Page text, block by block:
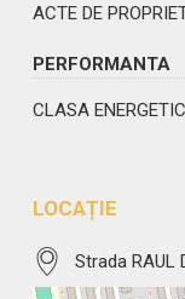
ACTE DE
PERFORMANTA
CLASA
LOCAȚIE
Strada RAUL